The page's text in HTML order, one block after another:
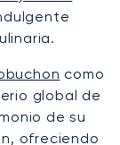
como
global de
de su
ofreciendo